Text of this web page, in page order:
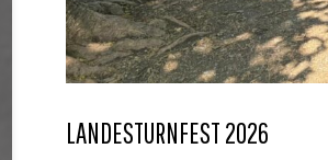
LANDESTURNFEST 2026